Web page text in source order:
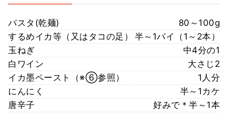
パスタ(乾麺)
80～100g
するめイカ等（又はタコの足）
半～1パイ（1～2本）
玉ねぎ
中4分の1
白ワイン
大さじ2
イカ墨ペースト（※⑥参照）
1人分
にんにく
半～1カケ
唐辛子
好みで＊半～1本